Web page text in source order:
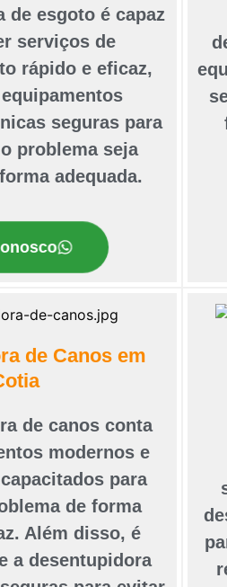
de esgoto é capaz
serviços de
rápido e eficaz,
seguras para
problema seja
adequada.
de Canos em
de canos conta
modernos e
para
de forma
Além disso, é
a desentupidora